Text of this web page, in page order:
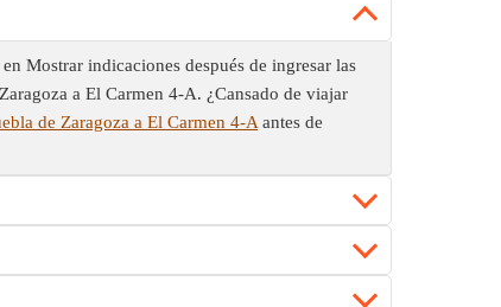
Mostrar indicaciones después de ingresar las
a El Carmen 4-A. ¿Cansado de viajar
de Zaragoza a El Carmen 4-A antes de